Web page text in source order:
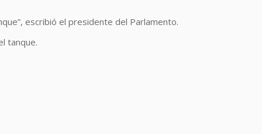
escribió el presidente del Parlamento.
tanque.